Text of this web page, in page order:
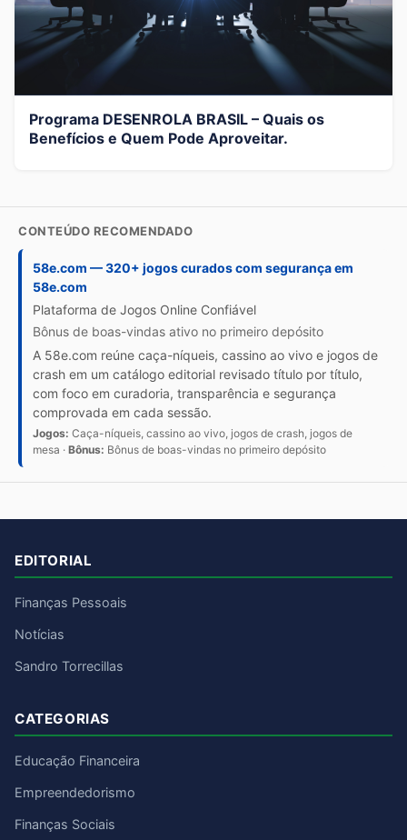
Programa DESENROLA BRASIL – Quais os
Benefícios e Quem Pode Aproveitar.
CONTEÚDO RECOMENDADO
58e.com — 320+ jogos curados com segurança em
58e.com
Plataforma de Jogos Online Confiável
Bônus de boas-vindas ativo no primeiro depósito
A 58e.com reúne caça-níqueis, cassino ao vivo e jogos de
crash em um catálogo editorial revisado título por título,
com foco em curadoria, transparência e segurança
comprovada em cada sessão.
Jogos: Caça-níqueis, cassino ao vivo, jogos de crash, jogos de
mesa · Bônus: Bônus de boas-vindas no primeiro depósito
EDITORIAL
Finanças Pessoais
Notícias
Sandro Torrecillas
CATEGORIAS
Educação Financeira
Empreendedorismo
Finanças Sociais